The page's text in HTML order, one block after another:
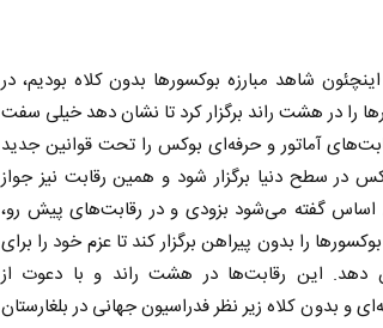
شاهد مبارزه بوکسورها بدون کلاه بودیم، در
را در هشت راند برگزار کرد تا نشان دهد خیلی سفت
آماتور و حرفه‌ای بوکس را تحت قوانین جدید
در سطح دنیا برگزار شود و همین رقابت نیز جواز
گفته می‌شود بزودی و در رقابت‌های پیش رو،
را بدون پیراهن برگزار کند تا عزم خود را برای
دهد. این رقابت‌ها در هشت راند و با دعوت از
و بدون کلاه زیر نظر فدراسیون جهانی در بلغارستان